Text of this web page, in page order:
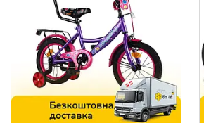
Гірський MTB
Тип амортизації
Без амортизації
15
Матеріал виготовлення рами
Алюмінієвий сплав 1